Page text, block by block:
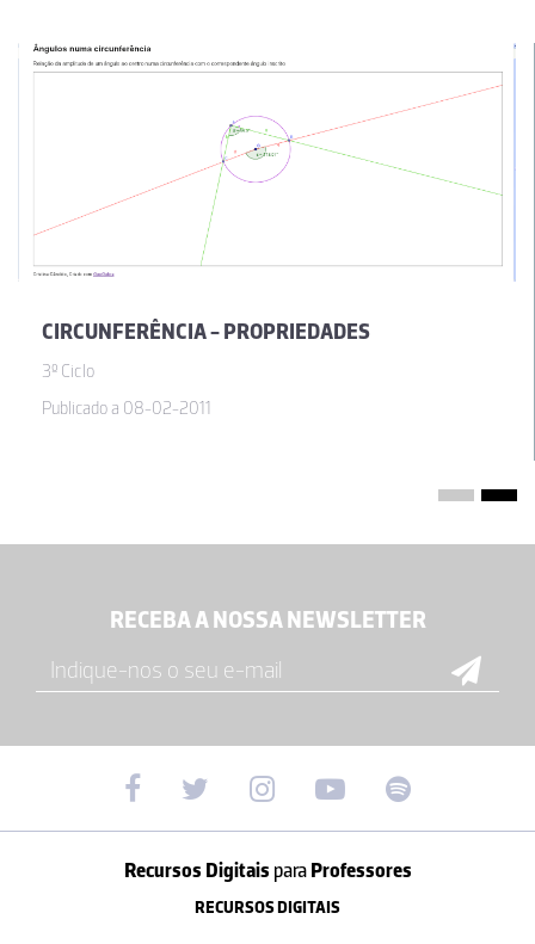
CIRCUNFERÊNCIA - PROPRIEDADES
3º Ciclo
Publicado a 08-02-2011
RECEBA A NOSSA NEWSLETTER
Recursos Digitais paraProfessores
RECURSOS DIGITAIS